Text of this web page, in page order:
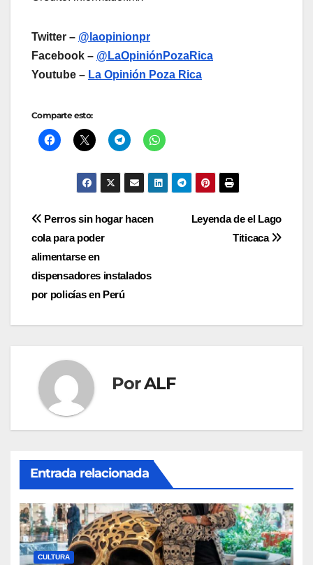
Twitter – @laopinionpr
Facebook – @LaOpiniónPozaRica
Youtube – La Opinión Poza Rica
Comparte esto:
Navegación
de
entradas
️Leyenda de el Lago
Titicaca
Perros sin hogar hacen
cola para poder
alimentarse en
dispensadores instalados
por policías en Perú
PorALF
Entrada relacionada
CULTURA